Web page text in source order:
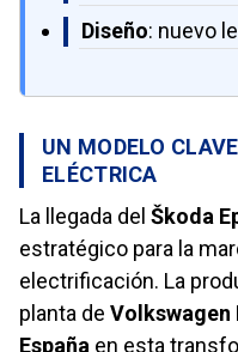
Diseño: nuevo
UN MODELO
ELÉCTRICA
La llegada del Škoda
estratégico para la
electrificación. La
planta de Volkswagen
España en esta